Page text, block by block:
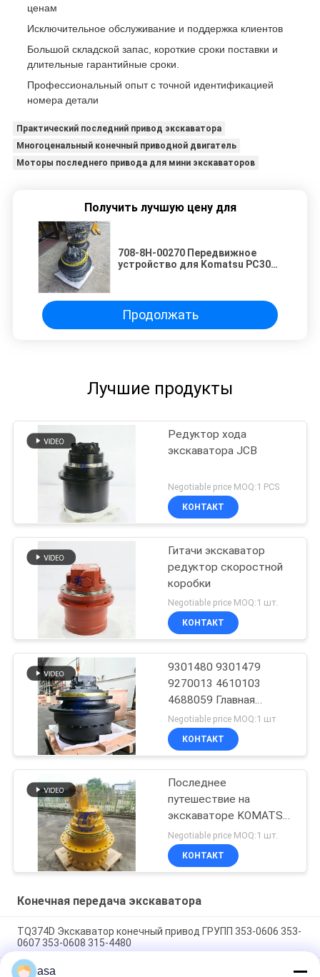
ценам
Исключительное обслуживание и поддержка клиентов
Большой складской запас, короткие сроки поставки и
длительные гарантийные сроки.
Профессиональный опыт с точной идентификацией
номера детали
Практический последний привод экскаватора
Многоценальный конечный приводной двигатель
Моторы последнего привода для мини экскаваторов
Получить лучшую цену для
708-8H-00270 Передвижное
устройство для Komatsu PC300-
аксиально-поршневой
двигатель | Усиленный
многоступенчатый
планетарный редуктор |
Продолжать
Лучшие продукты
Редуктор хода
экскаватора JCB
Negotiable price MOQ:1 PCS
КОНТАКТ
Гитачи экскаватор
редуктор скоростной
коробки
Negotiable price MOQ:1 шт.
КОНТАКТ
9301480 9301479
9270013 4610103
4688059 Главная
передача в сборе
Negotiable price MOQ:1 шт
КОНТАКТ
Последнее
путешествие на
экскаваторе KOMATSU
WA100-5
Negotiable price MOQ:1 шт.
КОНТАКТ
Конечная передача экскаватора
TQ374D Экскаватор конечный привод ГРУПП 353-0606 353-
0607 353-0608 315-4480
353-0528 333-3036 Экскаватор конечный привод
asa